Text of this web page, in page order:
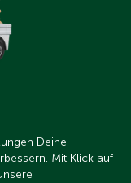
Deine
Mit Klick auf